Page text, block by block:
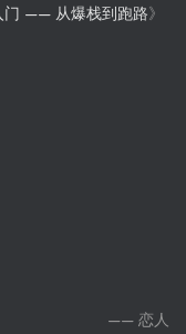
门 —— 从爆栈到跑路》
—— 恋人